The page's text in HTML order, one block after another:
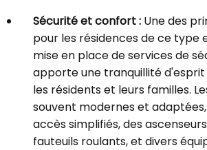
Sécurité et confort : Une des
pour les résidences de ce type
mise en place de services de
apporte une tranquillité
les résidents et leurs familles.
souvent modernes et
accès simplifiés, des
fauteuils roulants, et divers